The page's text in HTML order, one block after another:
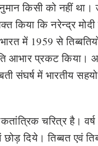
किसी को नहीं
किया कि नरेन्द्र
में 1959 से
आभार प्रकट किया।
संघर्ष में भारतीय
चरित्र है।
दिये। तिब्बत एवं